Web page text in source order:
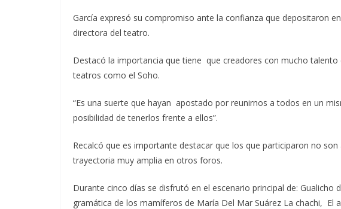
García expresó su compromiso ante la confianza que depositaron
directora del teatro.
Destacó la importancia que tiene que creadores con mucho
teatros como el Soho.
“Es una suerte que hayan apostado por reunirnos a todos en un
posibilidad de tenerlos frente a ellos”.
Recalcó que es importante destacar que los que participaron no
trayectoria muy amplia en otros foros.
Durante cinco días se disfrutó en el escenario principal de: Gualicho
gramática de los mamíferos de María Del Mar Suárez La chachi,